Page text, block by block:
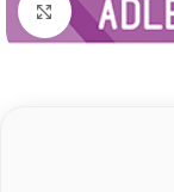
Клацніть, щоб